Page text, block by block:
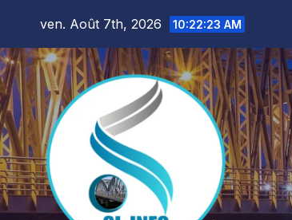
content
ven. Août 7th, 2026 10:22:24 AM